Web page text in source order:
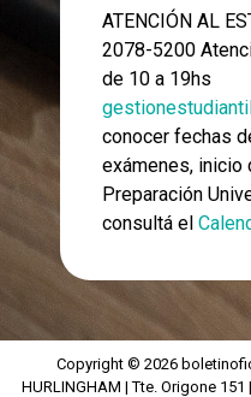
ATENCIÓN AL
2078-5200
de 10 a 19hs
conocer fechas
exámenes, inicio
Preparación
consultá el
Copyright © 2026
HURLINGHAM | Tte. Origone